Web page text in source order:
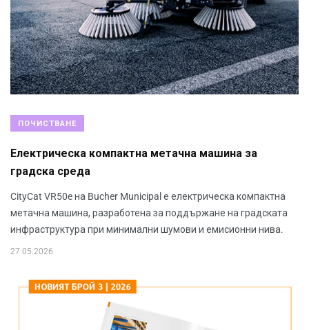
ПОЧИСТВАНЕ
Електрическа компактна метачна машина за
градска среда
CityCat VR50e на Bucher Municipal е електрическа компактна
метачна машина, разработена за поддържане на градската
инфраструктура при минимални шумови и емисионни нива.
27.05.2026